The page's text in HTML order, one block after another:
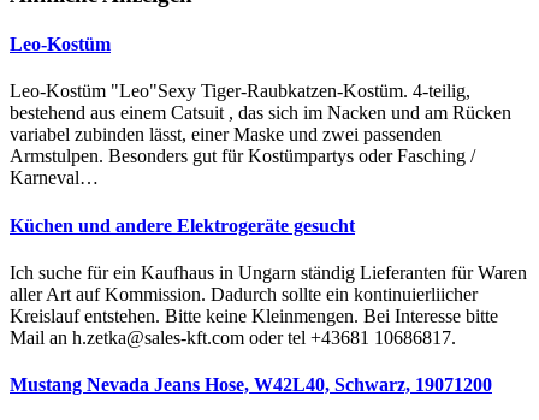
Leo-Kostüm
Leo-Kostüm "Leo"Sexy Tiger-Raubkatzen-Kostüm. 4-teilig,
bestehend aus einem Catsuit , das sich im Nacken und am Rücken
variabel zubinden lässt, einer Maske und zwei passenden
Armstulpen. Besonders gut für Kostümpartys oder Fasching /
Karneval…
Küchen und andere Elektrogeräte gesucht
Ich suche für ein Kaufhaus in Ungarn ständig Lieferanten für Waren
aller Art auf Kommission. Dadurch sollte ein kontinuierliicher
Kreislauf entstehen. Bitte keine Kleinmengen. Bei Interesse bitte
Mail an h.zetka@sales-kft.com oder tel +43681 10686817.
Mustang Nevada Jeans Hose, W42L40, Schwarz, 19071200